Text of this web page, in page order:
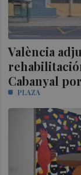
València
Cabanyal
PLAZA